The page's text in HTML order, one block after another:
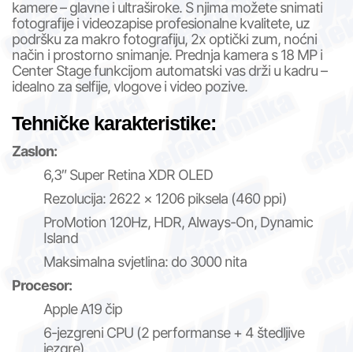
kamere – glavne i ultraširoke. S njima možete snimati
fotografije i videozapise profesionalne kvalitete, uz
podršku za makro fotografiju, 2x optički zum, noćni
način i prostorno snimanje. Prednja kamera s 18 MP i
Center Stage funkcijom automatski vas drži u kadru –
idealno za selfije, vlogove i video pozive.
Tehničke karakteristike:
Zaslon:
6,3″ Super Retina XDR OLED
Rezolucija: 2622 × 1206 piksela (460 ppi)
ProMotion 120Hz, HDR, Always-On, Dynamic
Island
Maksimalna svjetlina: do 3000 nita
Procesor:
Apple A19 čip
6-jezgreni CPU (2 performanse + 4 štedljive
jezgre)